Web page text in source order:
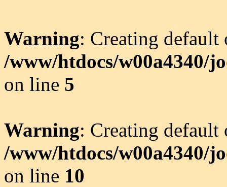
Warning: Creating
/www/htdocs/w00a4340/
on line 5
Warning: Creating
/www/htdocs/w00a4340/
on line 10